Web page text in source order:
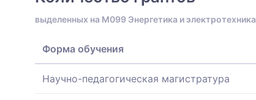
выделенных на M099 Энергетика и электротехника
Форма обучения
Научно-педагогическая магистратура